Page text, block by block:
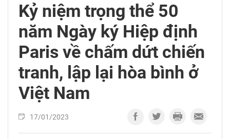
Kỷ niệm trọng thể 50
năm Ngày ký Hiệp định
Paris về chấm dứt chiến
tranh, lập lại hòa bình ở
Việt Nam
17/01/2023